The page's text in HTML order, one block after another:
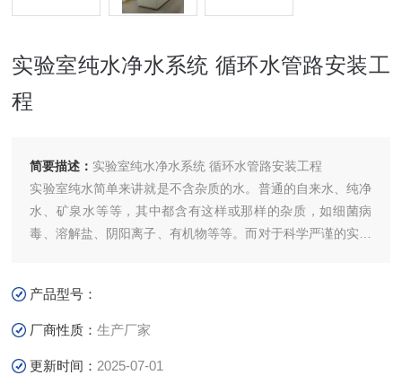
实验室纯水净水系统 循环水管路安装工
程
简要描述： 实验室纯水净水系统 循环水管路安装工程
实验室纯水简单来讲就是不含杂质的水。普通的自来水、纯净
水、矿泉水等等，其中都含有这样或那样的杂质，如细菌病
毒、溶解盐、阴阳离子、有机物等等。而对于科学严谨的实验
产品型号：
厂商性质：生产厂家
更新时间： 2025-07-01